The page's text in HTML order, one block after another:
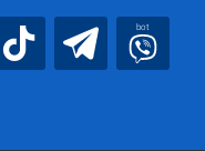
bot